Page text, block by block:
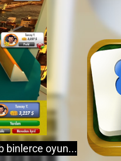
binlerce oyun...